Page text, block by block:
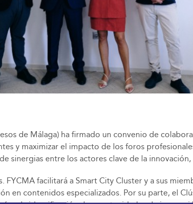
de Málaga) ha firmado un convenio de
y maximizar el impacto de los foros
sinergias entre los actores clave de la
facilitará a Smart City Cluster y a sus
en contenidos especializados. Por su parte, el